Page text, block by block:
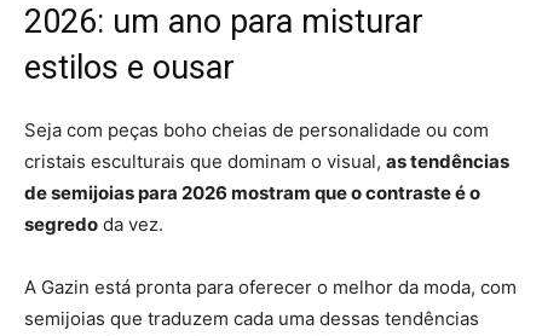
2026: um ano para misturar
estilos e ousar
Seja com peças boho cheias de personalidade ou com
cristais esculturais que dominam o visual, as tendências
de semijoias para 2026 mostram que o contraste é o
segredo da vez.
A Gazin está pronta para oferecer o melhor da moda, com
semijoias que traduzem cada uma dessas tendências